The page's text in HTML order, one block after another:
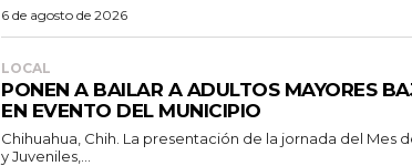
6 de agosto de 2026
LOCAL
PONEN A BAILAR A ADULTOS MAYORES
EN EVENTO DEL MUNICIPIO
Chihuahua, Chih. La presentación de la jornada del Mes
y Juveniles,...